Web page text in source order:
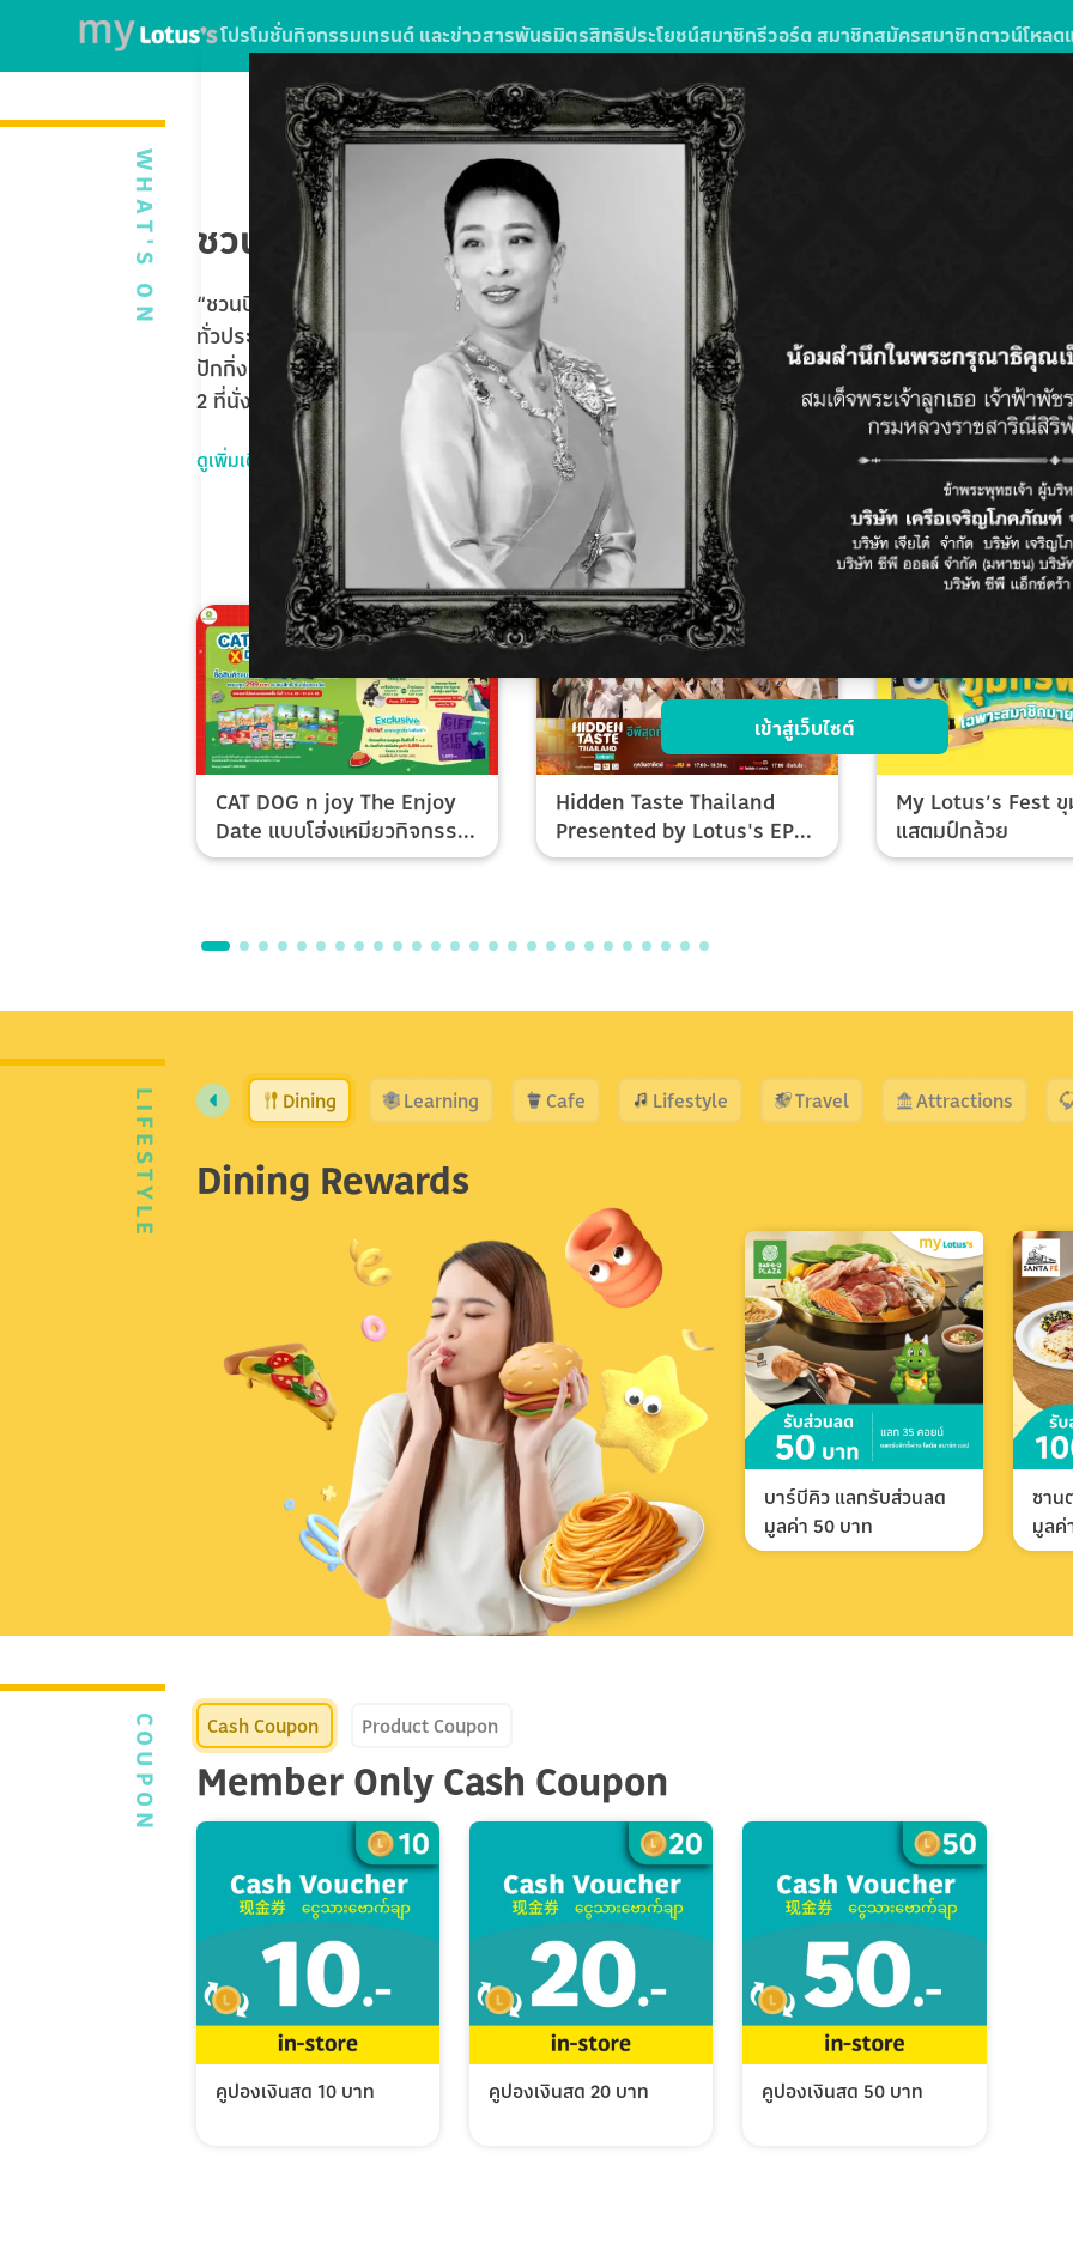
เข้าสู่เว็บไซต์
โปรโมชั่นกิจกรรมเทรนด์ และข่าวสารพันธมิตรสิทธิประโยชน์สมาชิกรีวอร์ด สมาชิกสมัครสมาชิกดาวน์โหลด
WHAT'S ON ชวนบินฟรี ตะลุยปักกิ่ง
“ชวนบินฟรี ตะลุยปักกิ่ง” ใบเสร็จจากการซื้อสินค้าหรือบริการในโลตัสส์มอลล์
ทั่วประเทศ หรือใช้บริการ SPARK EV ที่โลตัส โกเฟรช ลุ้นรับแพ็กเกจทัวร์
ปักกิ่ง Universal Studios Beijing 5 วัน 3 คืน จำนวน 10 รางวัล รางวัลละ
2 ที่นั่ง รวมมูลค่ากว่า 1,020,000 บาท
ดูเพิ่มเติม
CAT DOG n joy The Enjoy
Date แบบโฮ่งเหมียวกิจกรรม
Top Spender & Lucky Fan
Hidden Taste Thailand
Presented by Lotus's EP
Final
My Lotus’s Fest
แสตมป์กล้วย
LIFESTYLE Dining Learning Cafe Lifestyle Travel Attractions
Dining Rewards
บาร์บีคิว แลกรับส่วนลด
มูลค่า 50 บาท
ซาน
มูลค่
COUPON Cash Coupon Product Coupon
Member Only Cash Coupon
คูปองเงินสด 10 บาท คูปองเงินสด 20 บาท คูปองเงินสด 50 บาท